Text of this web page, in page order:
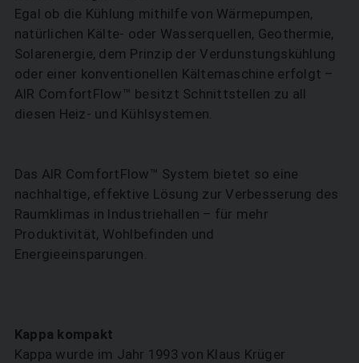
Egal ob die Kühlung mithilfe von Wärmepumpen,
natürlichen Kälte- oder Wasserquellen, Geothermie,
Solarenergie, dem Prinzip der Verdunstungskühlung
oder einer konventionellen Kältemaschine erfolgt –
AIR ComfortFlow™ besitzt Schnittstellen zu all
diesen Heiz- und Kühlsystemen.
Das AIR ComfortFlow™ System bietet so eine
nachhaltige, effektive Lösung zur Verbesserung des
Raumklimas in Industriehallen – für mehr
Produktivität, Wohlbefinden und
Energieeinsparungen.
Kappa kompakt
Kappa wurde im Jahr 1993 von Klaus Krüger